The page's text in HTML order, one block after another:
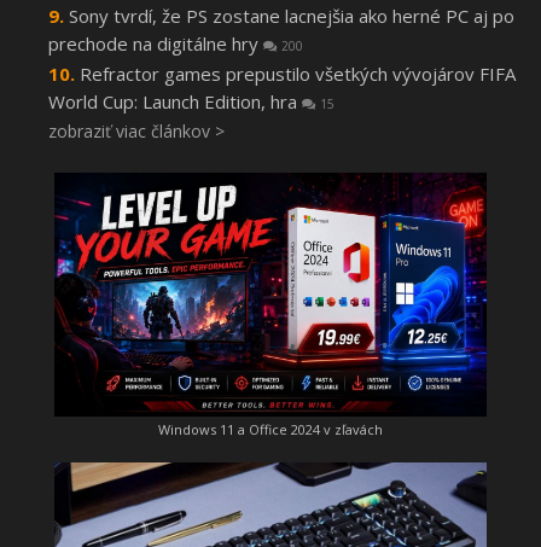
Sony tvrdí, že PS zostane lacnejšia ako herné PC aj po
prechode na digitálne hry
200
Refractor games prepustilo všetkých vývojárov FIFA
World Cup: Launch Edition, hra
15
zobraziť viac článkov >
Windows 11 a Office 2024 v zľavách